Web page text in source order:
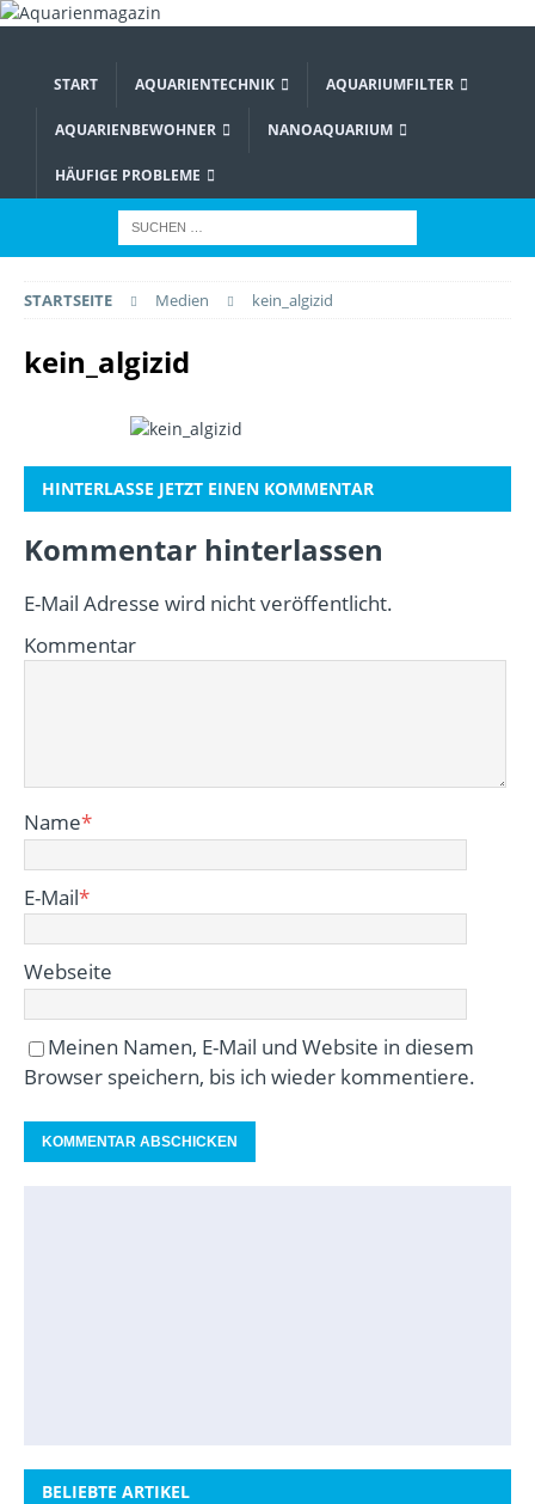
START AQUARIENTECHNIK AQUARIUMFILTER
AQUARIENBEWOHNER NANOAQUARIUM
HÄUFIGE PROBLEME
STARTSEITE Medien kein_algizid
kein_algizid
HINTERLASSE JETZT EINEN KOMMENTAR
Kommentar hinterlassen
E-Mail Adresse wird nicht veröffentlicht.
Kommentar
Name*
E-Mail*
Webseite
Meinen Namen, E-Mail und Website in diesem
Browser speichern, bis ich wieder kommentiere.
BELIEBTE ARTIKEL